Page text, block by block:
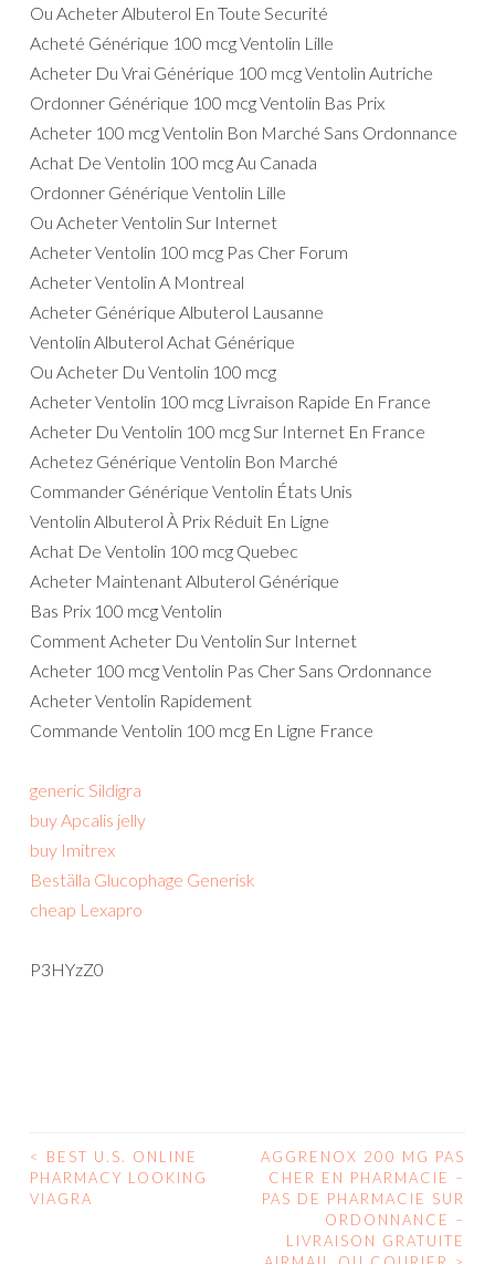
Ou Acheter Albuterol En Toute Securité
Acheté Générique 100 mcg Ventolin Lille
Acheter Du Vrai Générique 100 mcg Ventolin Autriche
Ordonner Générique 100 mcg Ventolin Bas Prix
Acheter 100 mcg Ventolin Bon Marché Sans Ordonnance
Achat De Ventolin 100 mcg Au Canada
Ordonner Générique Ventolin Lille
Ou Acheter Ventolin Sur Internet
Acheter Ventolin 100 mcg Pas Cher Forum
Acheter Ventolin A Montreal
Acheter Générique Albuterol Lausanne
Ventolin Albuterol Achat Générique
Ou Acheter Du Ventolin 100 mcg
Acheter Ventolin 100 mcg Livraison Rapide En France
Acheter Du Ventolin 100 mcg Sur Internet En France
Achetez Générique Ventolin Bon Marché
Commander Générique Ventolin États Unis
Ventolin Albuterol À Prix Réduit En Ligne
Achat De Ventolin 100 mcg Quebec
Acheter Maintenant Albuterol Générique
Bas Prix 100 mcg Ventolin
Comment Acheter Du Ventolin Sur Internet
Acheter 100 mcg Ventolin Pas Cher Sans Ordonnance
Acheter Ventolin Rapidement
Commande Ventolin 100 mcg En Ligne France
generic Sildigra
buy Apcalis jelly
buy Imitrex
Beställa Glucophage Generisk
cheap Lexapro
P3HYzZ0
POST
NAVIGATION
<
BEST U.S. ONLINE
PHARMACY LOOKING
VIAGRA
AGGRENOX 200 MG PAS
CHER EN PHARMACIE –
PAS DE PHARMACIE SUR
ORDONNANCE –
LIVRAISON GRATUITE